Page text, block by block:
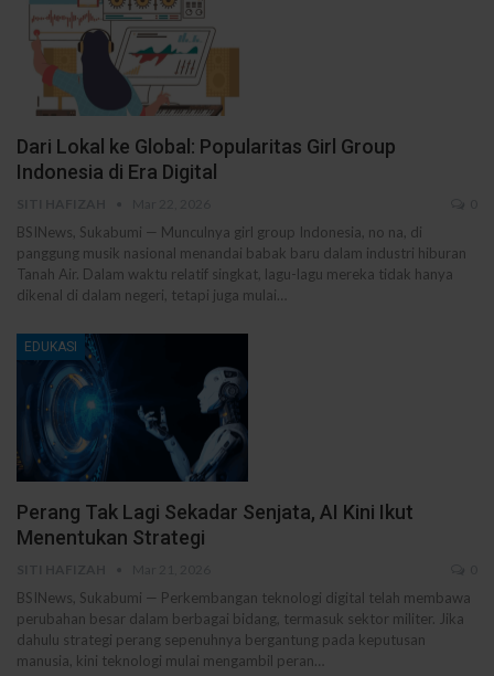
Dari Lokal ke Global: Popularitas Girl Group
Indonesia di Era Digital
BSINews, Sukabumi — Munculnya girl group Indonesia, no na, di
panggung musik nasional menandai babak baru dalam industri hiburan
Tanah Air. Dalam waktu relatif singkat, lagu-lagu mereka tidak hanya
dikenal di dalam negeri, tetapi juga mulai…
EDUKASI
Perang Tak Lagi Sekadar Senjata, AI Kini Ikut
Menentukan Strategi
BSINews, Sukabumi — Perkembangan teknologi digital telah membawa
perubahan besar dalam berbagai bidang, termasuk sektor militer. Jika
dahulu strategi perang sepenuhnya bergantung pada keputusan
manusia, kini teknologi mulai mengambil peran…